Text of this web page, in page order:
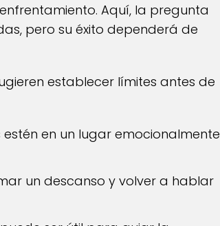
Aquí, la pregunta
pero su éxito dependerá de
establecer límites antes de
en un lugar emocionalmente
un descanso y volver a hablar